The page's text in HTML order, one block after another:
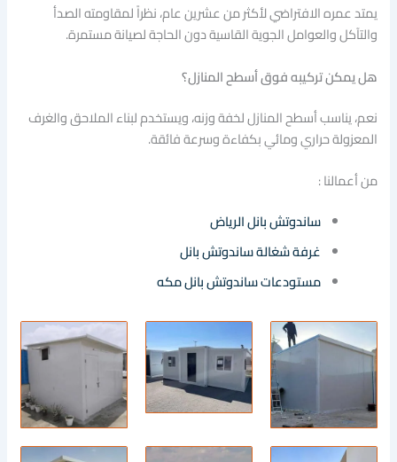
يمتد عمره الافتراضي لأكثر من عشرين عام، نظراً لمقاومته الصدأ
والتآكل والعوامل الجوية القاسية دون الحاجة لصيانة مستمرة.
هل يمكن تركيبه فوق أسطح المنازل؟
نعم، يناسب أسطح المنازل لخفة وزنه، ويستخدم لبناء الملاحق والغرف
المعزولة حراري ومائي بكفاءة وسرعة فائقة.
من أعمالنا :
ساندوتش بانل الرياض
غرفة شغالة ساندوتش بانل
مستودعات ساندوتش بانل مكه